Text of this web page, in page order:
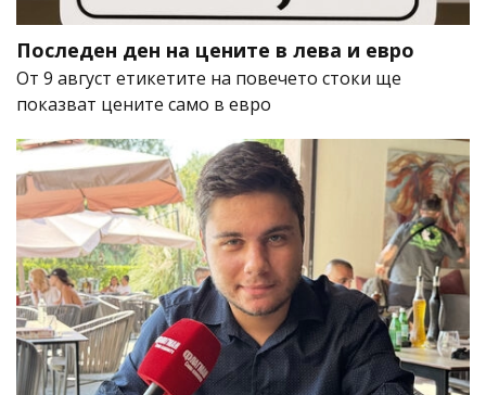
Последен ден на цените в лева и евро
От 9 август етикетите на повечето стоки ще
показват цените само в евро